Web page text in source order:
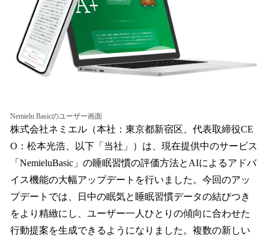
み
中
で
す
Nemielu Basicのユーザー画面
株式会社ネミエル（本社：東京都新宿区、代表取締役CE
O：松本光浩、以下「当社」）は、現在提供中のサービス
「NemieluBasic」の睡眠習慣の評価方法とAIによるアドバ
イス機能の大幅アップデートを行いました。今回のアッ
プデートでは、日中の眠気と睡眠習慣データの結びつき
をより精緻にし、ユーザー一人ひとりの傾向に合わせた
行動提案を生成できるようになりました。複数の新しい